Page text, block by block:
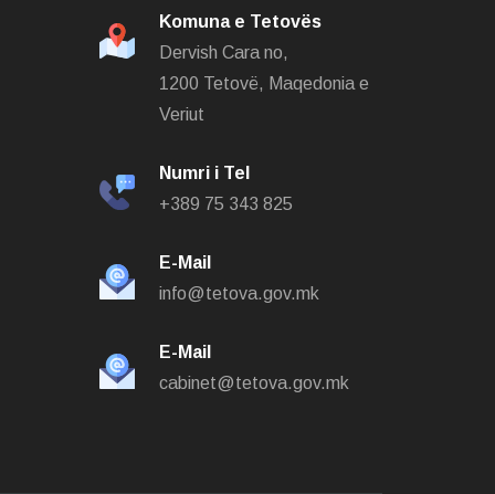
Komuna e Tetovës
Dervish Cara no,
1200 Tetovë, Maqedonia e
Veriut
Numri i Tel
+389 75 343 825
E-Mail
info@tetova.gov.mk
E-Mail
cabinet@tetova.gov.mk